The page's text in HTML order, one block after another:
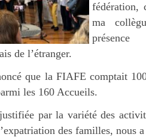
fédération,
ma
de l’étranger.
que la FIAFE comptait
les 160 Accueils.
par la variété des
des familles, nous